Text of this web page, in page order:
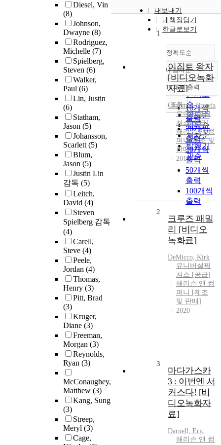
Diesel, Vin
(8)
Johnson,
Dwayne (8)
Rodriguez,
Michelle (7)
Spielberg,
Steven (6)
Walker,
Paul (6)
Lin, Justin
(6)
Statham,
Jason (5)
Johansson,
Scarlett(5)
Blum,
Jason (5)
Justin Lin
감독 (5)
Leitch,
David (4)
Steven
Spielberg 감독
(4)
Carell,
Steve (4)
Peele,
Jordan (4)
Thomas,
Henry (3)
Pitt, Brad
(3)
Kruger,
Diane (3)
Freeman,
Morgan (3)
Reynolds,
Ryan (3)
McConaughey,
Matthew (3)
Kang, Sung
(3)
Streep,
Meryl (3)
Cage,
내보내기
내책장담기
한글로보기
정확도순
정확도
순
인기도
순
연도순
제목순
저자순
발행기
관순
내림차순
내림차순
10개씩 출력
10개씩
출력
20개씩
출력
30개씩
출력
50개씩
출력
100개씩
출력
조회
1
이집트 왕자
[비디오녹화
자료]
Chapman,Brenda
유니버설픽
쳐스[공급]
해리슨 앤 컴
퍼니[제조 및
판매]
2018
2
크루즈 패밀
리 [비디오
녹화료]
DeMicco, Kirk
유니버설픽
쳐스 [공급]
해리슨 앤 컴
퍼니 [제조
및 판매]
2020
3
마다가스카
3 : 이번엔 서
커스다! [비
디오녹화자
료]
Darnell, Eric
해리슨 앤 컴